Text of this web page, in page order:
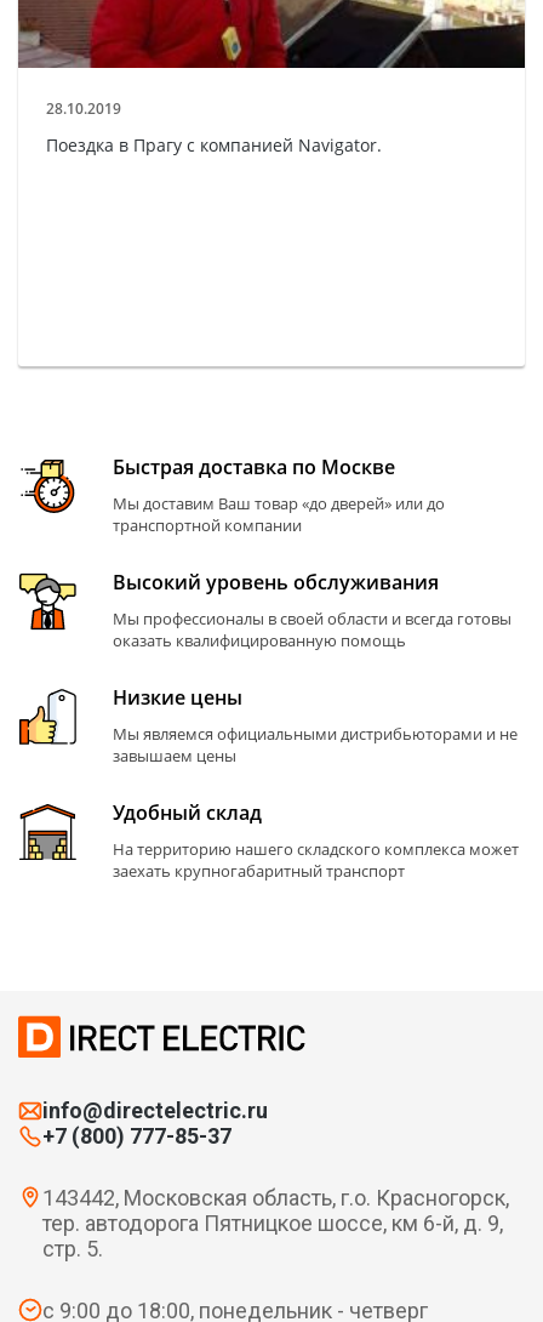
28.10.2019
Поездка в Прагу с компанией Navigator.
Быстрая доставка по Москве
Мы доставим Ваш товар «до дверей» или до
транспортной компании
Высокий уровень обслуживания
Мы профессионалы в своей области и всегда готовы
оказать квалифицированную помощь
Низкие цены
Мы являемся официальными дистрибьюторами и не
завышаем цены
Удобный склад
На территорию нашего складского комплекса может
заехать крупногабаритный транспорт
info@directelectric.ru
+7 (800) 777-85-37
143442, Московская область, г.о. Красногорск,
тер. автодорога Пятницкое шоссе, км 6-й, д. 9,
стр. 5.
с 9:00 до 18:00, понедельник - четверг